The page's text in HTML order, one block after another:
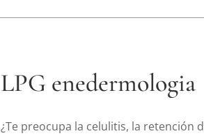
LPG enedermologia
¿Te preocupa la celulitis, la retención